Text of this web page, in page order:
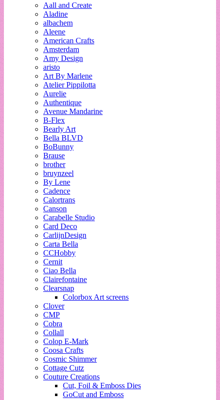
Aall and Create
Aladine
albachem
Aleene
American Crafts
Amsterdam
Amy Design
aristo
Art By Marlene
Atelier Pippilotta
Aurelie
Authentique
Avenue Mandarine
B-Flex
Bearly Art
Bella BLVD
BoBunny
Brause
brother
bruynzeel
By Lene
Cadence
Calortrans
Canson
Carabelle Studio
Card Deco
CarlijnDesign
Carta Bella
CCHobby
Cernit
Ciao Bella
Clairefontaine
Clearsnap
Colorbox Art screens
Clover
CMP
Cobra
Collall
Colop E-Mark
Coosa Crafts
Cosmic Shimmer
Cottage Cutz
Couture Creations
Cut, Foil & Emboss Dies
GoCut and Emboss